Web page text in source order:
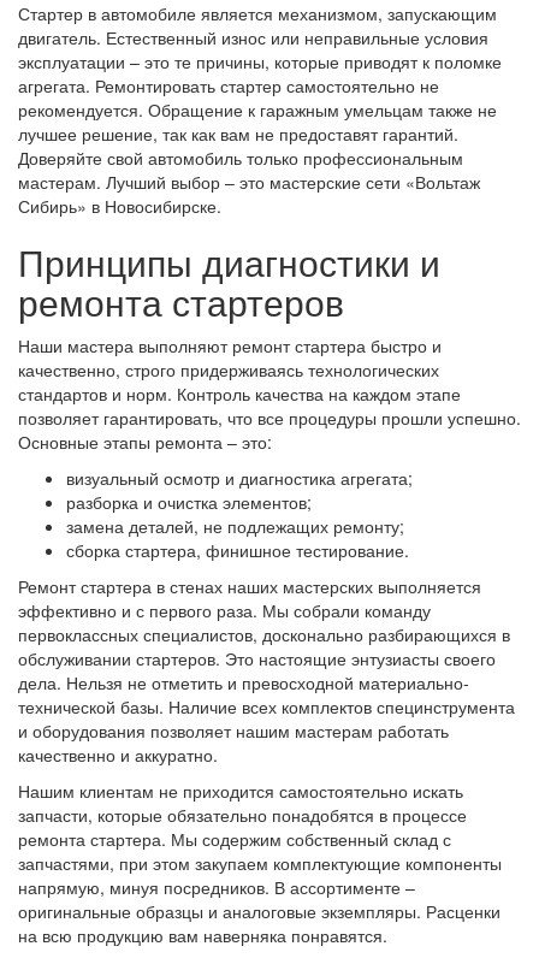
Стартер в автомобиле является механизмом, запускающим
двигатель. Естественный износ или неправильные условия
эксплуатации – это те причины, которые приводят к поломке
агрегата. Ремонтировать стартер самостоятельно не
рекомендуется. Обращение к гаражным умельцам также не
лучшее решение, так как вам не предоставят гарантий.
Доверяйте свой автомобиль только профессиональным
мастерам. Лучший выбор – это мастерские сети «Вольтаж
Сибирь» в Новосибирске.
Принципы диагностики и
ремонта стартеров
Наши мастера выполняют ремонт стартера быстро и
качественно, строго придерживаясь технологических
стандартов и норм. Контроль качества на каждом этапе
позволяет гарантировать, что все процедуры прошли успешно.
Основные этапы ремонта – это:
визуальный осмотр и диагностика агрегата;
разборка и очистка элементов;
замена деталей, не подлежащих ремонту;
сборка стартера, финишное тестирование.
Ремонт стартера в стенах наших мастерских выполняется
эффективно и с первого раза. Мы собрали команду
первоклассных специалистов, досконально разбирающихся в
обслуживании стартеров. Это настоящие энтузиасты своего
дела. Нельзя не отметить и превосходной материально-
технической базы. Наличие всех комплектов специнструмента
и оборудования позволяет нашим мастерам работать
качественно и аккуратно.
Нашим клиентам не приходится самостоятельно искать
запчасти, которые обязательно понадобятся в процессе
ремонта стартера. Мы содержим собственный склад с
запчастями, при этом закупаем комплектующие компоненты
напрямую, минуя посредников. В ассортименте –
оригинальные образцы и аналоговые экземпляры. Расценки
на всю продукцию вам наверняка понравятся.